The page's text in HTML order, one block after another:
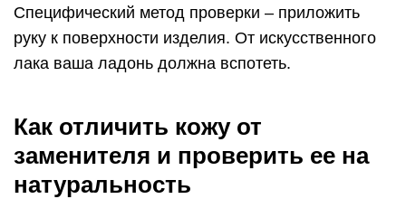
Специфический метод проверки – приложить
руку к поверхности изделия. От искусственного
лака ваша ладонь должна вспотеть.
Как отличить кожу от
заменителя и проверить ее на
натуральность